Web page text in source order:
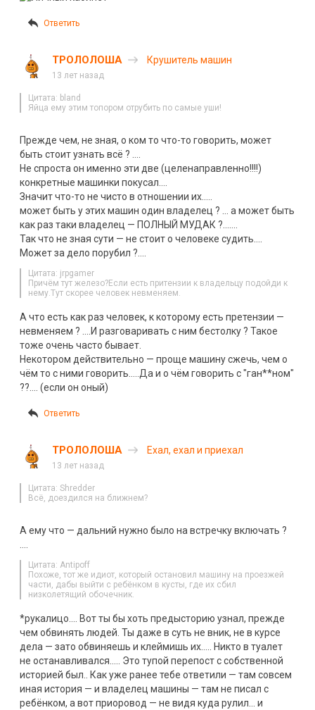
Ответить
ТРОЛОЛОША Крушитель машин
13 лет назад
Цитата: bland
Яйца ему этим топором отрубить по самые уши!
Прежде чем, не зная, о ком то что-то говорить, может
быть стоит узнать всё ? ….
Не спроста он именно эти две (целенаправленно!!!!)
конкретные машинки покусал….
Значит что-то не чисто в отношении их…..
может быть у этих машин один владелец ? … а может быть
как раз таки владелец — ПОЛНЫЙ МУДАК ?…….
Так что не зная сути — не стоит о человеке судить….
Может за дело порубил ?….
Цитата: jrpgamer
Причём тут железо?Если есть притензии к владельцу подойди к
нему.Тут скорее человек невменяем.
А что есть как раз человек, к которому есть претензии —
невменяем ? ….И разговаривать с ним бестолку ? Такое
тоже очень часто бывает.
Некотором действительно — проще машину сжечь, чем о
чём то с ними говорить…..Да и о чём говорить с "ган**ном"
??…. (если он оный)
Ответить
ТРОЛОЛОША Ехал, ехал и приехал
13 лет назад
Цитата: Shredder
Всё, доездился на ближнем?
А ему что — дальний нужно было на встречку включать ?
….
Цитата: Antipoff
Похоже, тот же идиот, который остановил машину на проезжей
части, дабы выйти с ребёнком в кусты, где их сбил
низколетящий обочечник.
*рукалицо…. Вот ты бы хоть предысторию узнал, прежде
чем обвинять людей. Ты даже в суть не вник, не в курсе
дела — зато обвиняешь и клеймишь их….. Никто в туалет
не останавливался….. Это тупой перепост с собственной
историей был.. Как уже ранее тебе ответили — там совсем
иная история — и владелец машины — там не писал с
ребёнком, а вот приоровод — не видя куда рулил… и